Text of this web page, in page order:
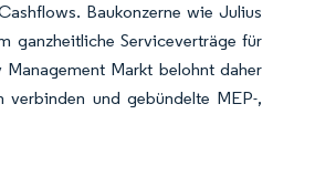
Baukonzerne wie Julius
ganzheitliche Serviceverträge für
Markt belohnt daher
verbinden und gebündelte MEP-,